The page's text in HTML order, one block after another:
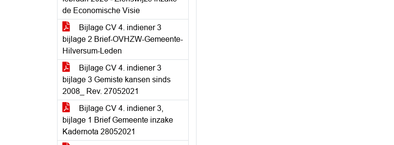
de Economische Visie
Bijlage CV 4. indiener 3
bijlage 2 Brief-OVHZW-Gemeente-
Hilversum-Leden
Bijlage CV 4. indiener 3
bijlage 3 Gemiste kansen sinds
2008_ Rev. 27052021
Bijlage CV 4. indiener 3,
bijlage 1 Brief Gemeente inzake
Kadernota 28052021